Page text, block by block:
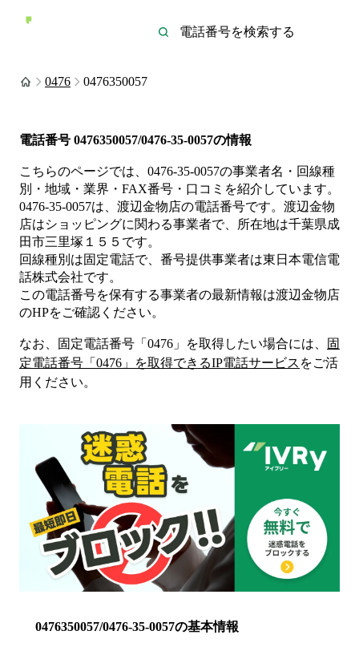
0476 0476350057
電話番号 0476350057/0476-35-0057の情報
こちらのページでは、 0476-35-0057の事業者名・回線種
別・地域・業界・FAX番号・口コミを紹介しています。
0476-35-0057は、 渡辺金物店の電話番号です。 渡辺金物
店はショッピングに関わる事業者で、所在地は千葉県成
田市三里塚１５５ です。
回線種別は固定電話で、番号提供事業者は東日本電信電
話株式会社です。
この電話番号を保有する事業者の最新情報は渡辺金物店
のHPをご確認ください。
なお、固定電話番号「 0476 」を取得したい場合には、
固
定電話番号「 0476 」を取得できるIP電話サービス をご活
用ください。
0476350057/0476-35-0057の基本情報